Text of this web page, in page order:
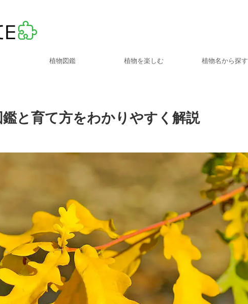
植物図鑑 植物を楽しむ 植物名から探す
と育て方をわかりやすく解説